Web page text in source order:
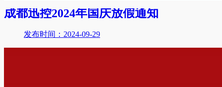
成都迅控2024年国庆放假通知
发布时间：2024-09-29